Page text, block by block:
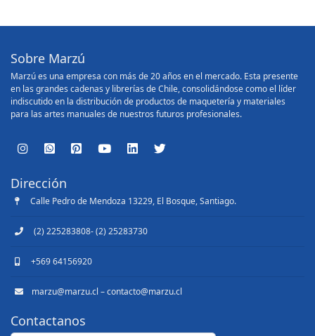
Sobre Marzú
Marzú es una empresa con más de 20 años en el mercado. Esta presente
en las grandes cadenas y librerías de Chile, consolidándose como el líder
indiscutido en la distribución de productos de maquetería y materiales
para las artes manuales de nuestros futuros profesionales.
Dirección
Calle Pedro de Mendoza 13229, El Bosque, Santiago.
(2) 225283808- (2) 25283730
+569 64156920
marzu@marzu.cl – contacto@marzu.cl
Contactanos